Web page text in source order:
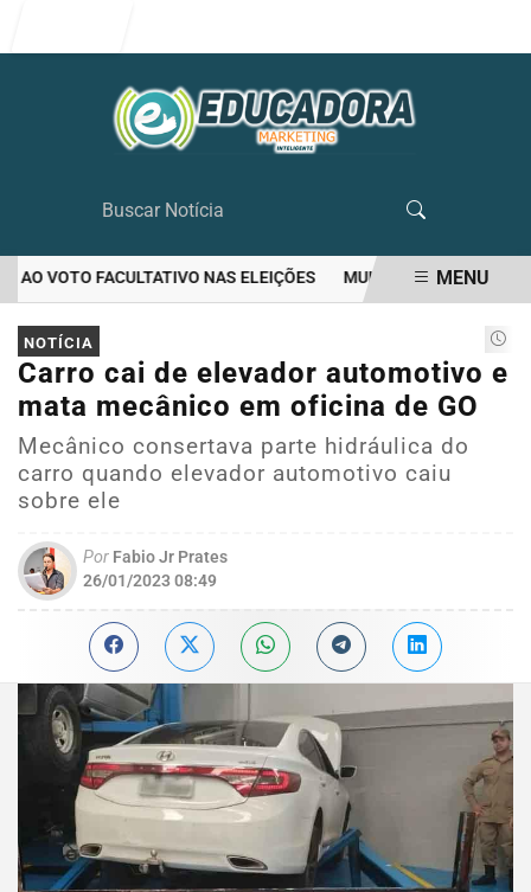
VOTO FACULTATIVO NAS ELEIÇÕES MULHER MATA O
EM ALTA
MENU
NOTÍCIA
Carro cai de elevador automotivo e
mata mecânico em oficina de GO
Mecânico consertava parte hidráulica do
carro quando elevador automotivo caiu
sobre ele
Por Fabio Jr Prates
26/01/2023 08:49